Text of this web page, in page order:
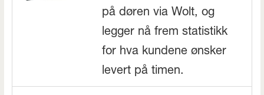
på døren via Wolt, og
legger nå frem statistikk
for hva kundene ønsker
levert på timen.